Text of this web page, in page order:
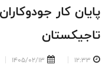
پایان کار
تاجیکستان
12:33
1405/02/13